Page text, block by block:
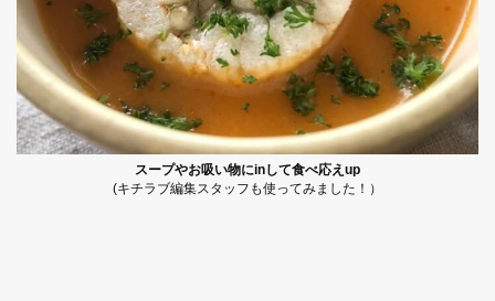
スープやお吸い物にinして食べ応えup
(キチラブ編集スタッフも使ってみました！）